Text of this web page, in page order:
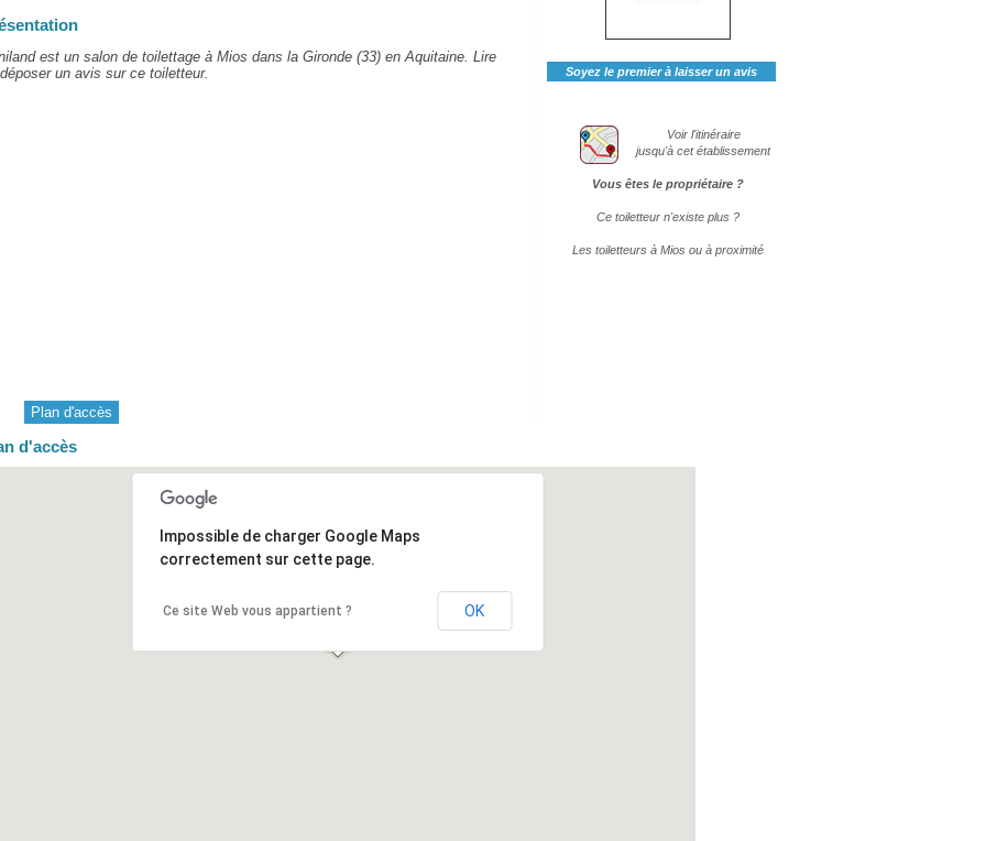
est un salon de toilettage à Mios dans la Gironde (33) en Aquitaine. Lire
un avis sur ce toiletteur.
Soyez le premier à laisser un avis
Voir l'itinéraire
jusqu'à cet établissement
Vous êtes le propriétaire ?
Ce toiletteur n'existe plus ?
Les toiletteurs à Mios ou à proximité
Plan d'accès
d'accès
Impossible de charger Google Maps
correctement sur cette page.
Ce site Web vous appartient ? OK